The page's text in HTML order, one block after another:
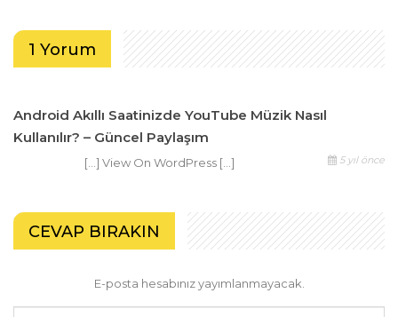
1 Yorum
Android Akıllı Saatinizde YouTube Müzik Nasıl
Kullanılır? – Güncel Paylaşım
5 yıl önce
[…] View On WordPress […]
CEVAP BIRAKIN
E-posta hesabınız yayımlanmayacak.